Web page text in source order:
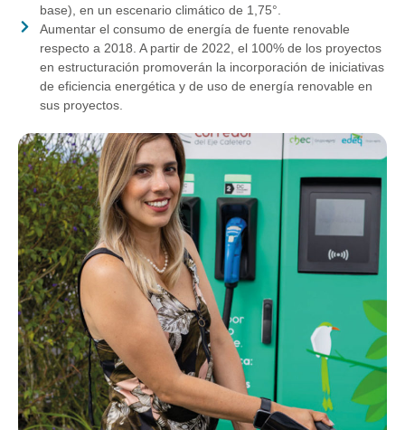
base), en un escenario climático de 1,75°.
Aumentar el consumo de energía de fuente renovable
respecto a 2018. A partir de 2022, el 100% de los proyectos
en estructuración promoverán la incorporación de iniciativas
de eficiencia energética y de uso de energía renovable en
sus proyectos.